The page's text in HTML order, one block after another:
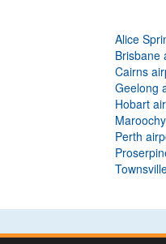
Alice
Brisbane
Cairns
Geelong
Hobart
Perth